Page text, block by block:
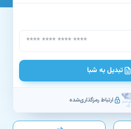
تبدیل به شبا
ارتباط رمزگذاری‌شده